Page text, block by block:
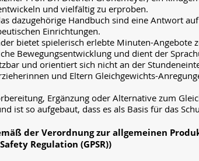
und vielfältig zu erproben.
dazugehörige Handbuch sind eine Antwort
Einrichtungen.
bietet spielerisch erlebte Minuten-Angebote
Bewegungsentwicklung und dient der
und orientiert sich nicht an der
und Eltern Gleichgewichts-
Ergänzung oder Alternative zum
ist so aufgebaut, dass es als Basis für das
der Verordnung zur allgemeinen
Regulation (GPSR))